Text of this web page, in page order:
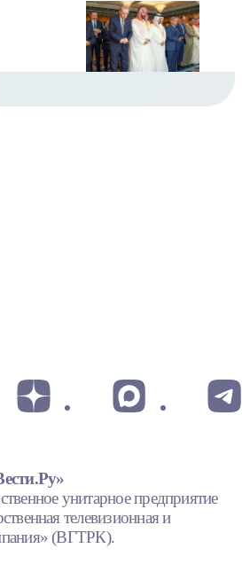
унитарное предприятие
телевизионная и
(ВГТРК).